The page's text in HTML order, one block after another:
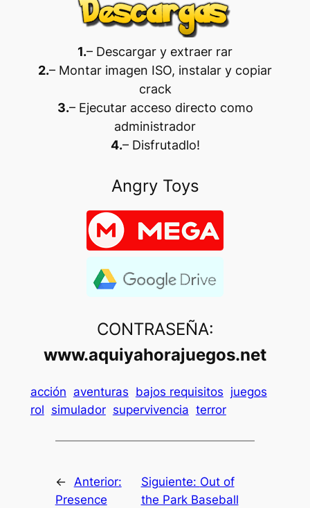
1.– Descargar y extraer rar
2.– Montar imagen ISO, instalar y copiar
crack
3.– Ejecutar acceso directo como
administrador
4.– Disfrutadlo!
Angry Toys
CONTRASEÑA:
www.aquiyahorajuegos.net
acción aventuras bajos requisitos juegos
rol simulador supervivencia terror
← Anterior:
Presence
Siguiente: Out of
the Park Baseball